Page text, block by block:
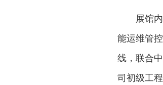
展馆
能运维管
线，联合
司初级工